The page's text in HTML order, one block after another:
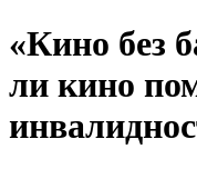
«Кино без
ли кино